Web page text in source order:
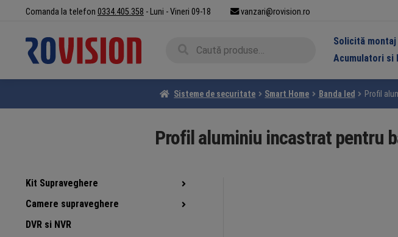
navigare
conținut
Comanda la telefon 0334.405.358 - Luni - Vineri 09-18 vanzari@rovision.ro
Solicită montaj
Acumulatori si
Sisteme de securitate Smart Home Banda led Profil
Profil aluminiu incastrat pentru
Kit Supraveghere
Camere supraveghere
DVR si NVR